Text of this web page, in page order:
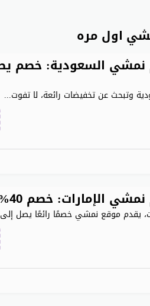
اول مره
وتبحث عن تخفيضات رائعة، لا تفوت...
خصم 40% على الأزياء العصرية
يقدم موقع نمشي خصمًا رائعًا يصل إلى 40%